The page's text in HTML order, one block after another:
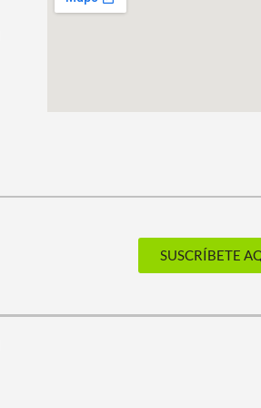
SUSCRÍBETE